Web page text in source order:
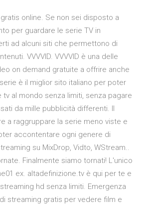
online. Se non sei disposto a
per guardare le serie TV in
ad alcuni siti che permettono di
VVVVID. VVVVID è una delle
on demand gratuite a offrire anche
è il miglior sito italiano per poter
al mondo senza limiti, senza pagare
da mille pubblicità differenti. Il
a raggruppare la serie meno viste e
accontentare ogni genere di
su MixDrop, Vidto, WStream..
Finalmente siamo tornati! L'unico
ex. altadefinizione.tv è qui per te e
hd senza limiti. Emergenza
streaming gratis per vedere film e